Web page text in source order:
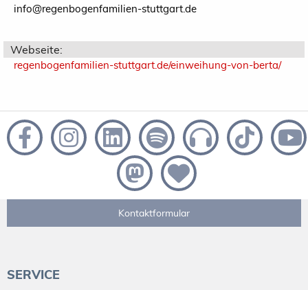
info@regenbogenfamilien-stuttgart.de
Webseite:
regenbogenfamilien-stuttgart.de/einweihung-von-berta/
Kontaktformular
SERVICE